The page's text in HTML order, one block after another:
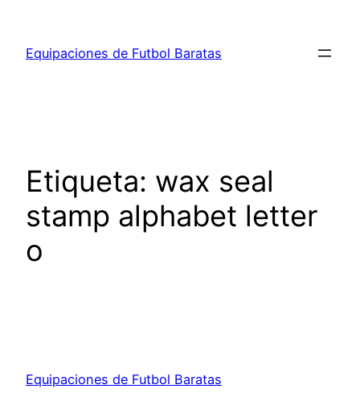
contenido
Equipaciones de Futbol Baratas
Etiqueta: wax seal
stamp alphabet letter
o
Equipaciones de Futbol Baratas